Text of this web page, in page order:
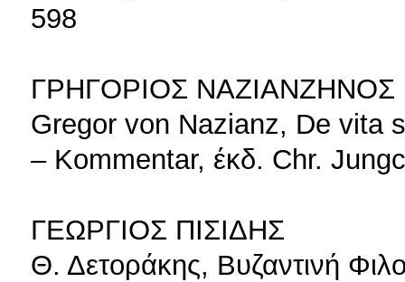
598
ΓΡΗΓΟΡΙΟΣ ΝΑΖΙΑΝΖΗΝΟΣ
Gregor von Nazianz, De vita
– Kommentar, έκδ. Chr.
ΓΕΩΡΓΙΟΣ ΠΙΣΙΔΗΣ
Θ. Δετοράκης, Βυζαντινή